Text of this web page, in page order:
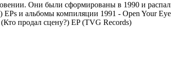
Они были сформированы в 1990 и
EPs и альбомы компиляции 1991 - Open Your
продал сцену?) EP (TVG Records)